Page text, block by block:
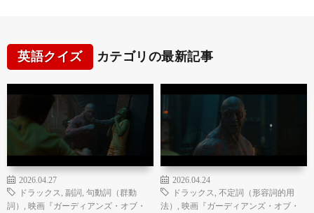
英語クイズ カテゴリの最新記事
2026.04.27
ドラックス, 副詞, 句動詞（群動
詞） , 映画『ガーディアンズ・オブ・
2026.04.24
ドラックス, 不定詞（形容詞的用
法） , 映画『ガーディアンズ・オブ・